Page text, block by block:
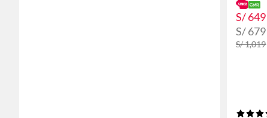
S/ 649
S/ 679
S/ 1,019